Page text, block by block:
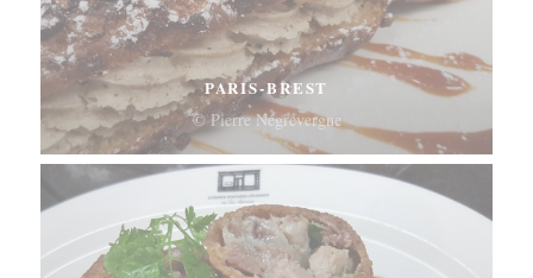
PARIS-BREST
© Pierre Négrevergne